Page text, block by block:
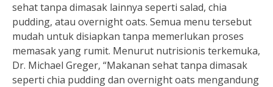
sehat tanpa dimasak lainnya seperti salad, chia
pudding, atau overnight oats. Semua menu tersebut
mudah untuk disiapkan tanpa memerlukan proses
memasak yang rumit. Menurut nutrisionis terkemuka,
Dr. Michael Greger, “Makanan sehat tanpa dimasak
seperti chia pudding dan overnight oats mengandung